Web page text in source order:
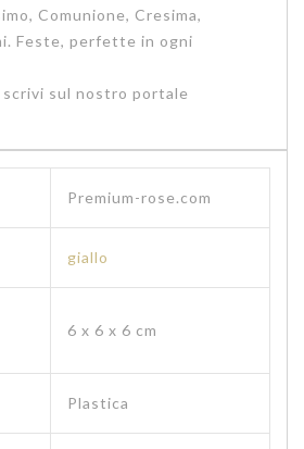
Comunione, Cresima,
Feste, perfette in ogni
sul nostro portale
‎Premium-rose.com
giallo
‎6 x 6 x 6 cm
‎Plastica